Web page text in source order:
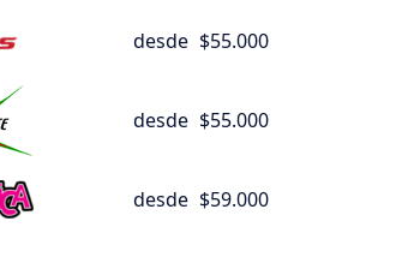
desde $55.000
desde $55.000
desde $59.000